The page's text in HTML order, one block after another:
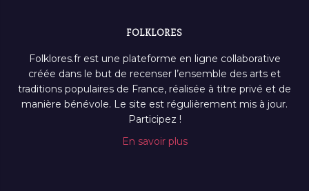
FOLKLORES
Folklores.fr est une plateforme en ligne collaborative
créée dans le but de recenser l’ensemble des arts et
traditions populaires de France, réalisée à titre privé et de
manière bénévole. Le site est régulièrement mis à jour.
Participez !
En savoir plus